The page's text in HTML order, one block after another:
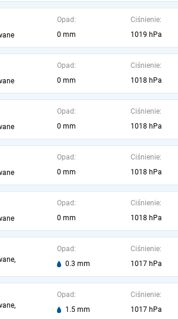
Opad:
0 mm
Ciśnienie:
1019 hPa
Opad:
0 mm
Ciśnienie:
1018 hPa
Opad:
0 mm
Ciśnienie:
1018 hPa
Opad:
0 mm
Ciśnienie:
1018 hPa
Opad:
0 mm
Ciśnienie:
1018 hPa
Opad:
0.3 mm
Ciśnienie:
1017 hPa
Opad:
1.5 mm
Ciśnienie:
1017 hPa